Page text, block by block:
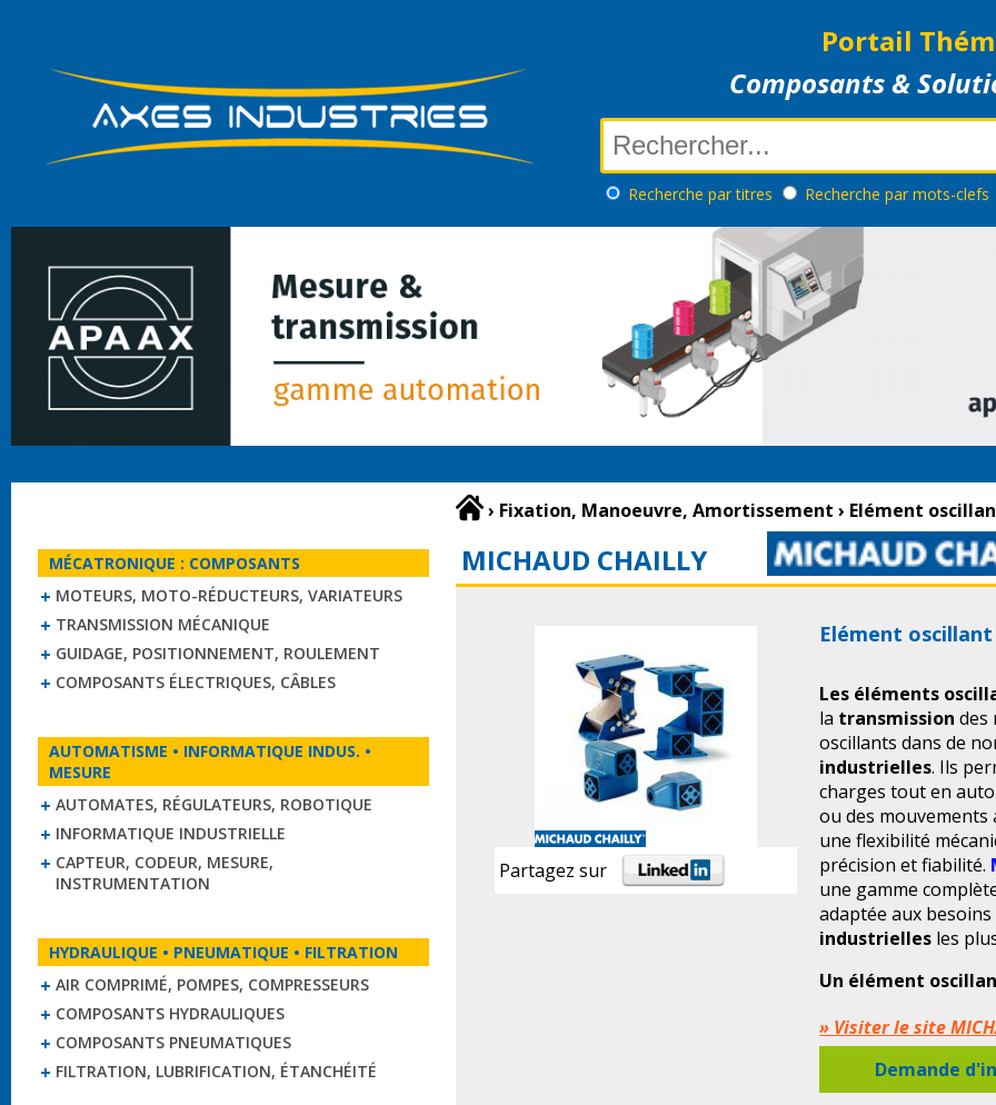
Portail
Composants &
Recherche par titres Recherche par mots-clefs
MÉCATRONIQUE : COMPOSANTS
MOTEURS, MOTO-RÉDUCTEURS, VARIATEURS
TRANSMISSION MÉCANIQUE
GUIDAGE, POSITIONNEMENT, ROULEMENT
COMPOSANTS ÉLECTRIQUES, CÂBLES
AUTOMATISME • INFORMATIQUE INDUS. •
MESURE
AUTOMATES, RÉGULATEURS, ROBOTIQUE
INFORMATIQUE INDUSTRIELLE
CAPTEUR, CODEUR, MESURE,
INSTRUMENTATION
HYDRAULIQUE • PNEUMATIQUE • FILTRATION
AIR COMPRIMÉ, POMPES, COMPRESSEURS
COMPOSANTS HYDRAULIQUES
COMPOSANTS PNEUMATIQUES
FILTRATION, LUBRIFICATION, ÉTANCHÉITÉ
› Fixation, Manoeuvre, Amortissement › Elément
MICHAUD CHAILLY
Partagez sur
Elément oscillant
Les éléments
la transmissiondes
oscillants dans de
industrielles. Ils
charges tout en
ou des
une flexibilité
précision et fiabilité.
une gamme
adaptée aux
industrielles les
Un élément
articulations
permettant
transmettant les
» Visiter le site
Demande